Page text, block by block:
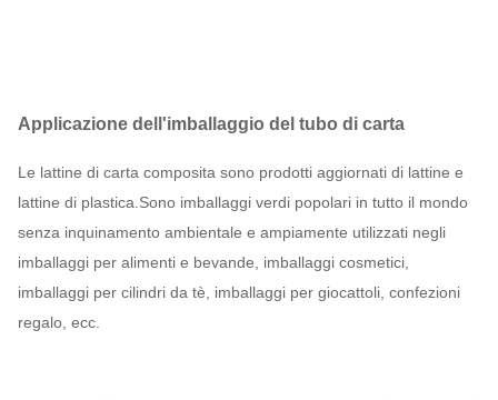
Applicazione dell'imballaggio del tubo di carta
Le lattine di carta composita sono prodotti aggiornati di lattine e
lattine di plastica.Sono imballaggi verdi popolari in tutto il mondo
senza inquinamento ambientale e ampiamente utilizzati negli
imballaggi per alimenti e bevande, imballaggi cosmetici,
imballaggi per cilindri da tè, imballaggi per giocattoli, confezioni
regalo, ecc.